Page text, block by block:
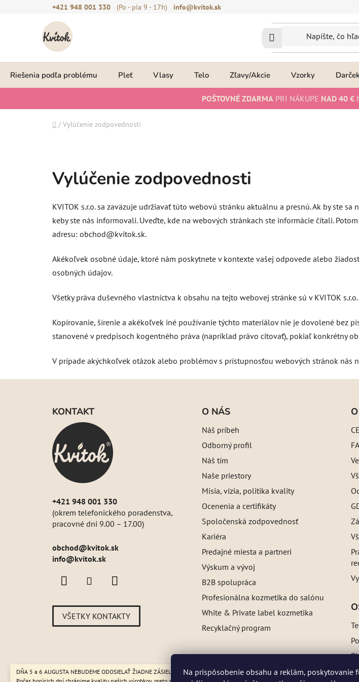
Na prispôsobenie obsahu a reklám, poskytovanie
DŇA 5 a 6 AUGUSTA NEBUDEME ODOSIELAŤ ŽIADNE ZÁSIELKY. ☀️ Letná prevádzka:
+421 948 001 330 (Po - pia 9 - 17h) info@kvitok.sk
Riešenia podľa problému Pleť Vlasy Telo Zľavy/Akcie Vzorky
POŠTOVNÉ ZDARMA PRI NÁKUPE NAD 40 €
Domov
/ Vylúčenie zodpovednosti
Vylúčenie zodpovednosti
KVITOK s.r.o. sa zaväzuje udržiavať túto webovú stránku aktuálnu a presnú. Ak by ste
keby ste nás informovali. Uveďte, kde na webových stránkach ste informácie čítali.
adresu: obchod@kvitok.sk.
Akékoľvek osobné údaje, ktoré nám poskytnete v kontexte vašej odpovede alebo
osobných údajov.
Všetky práva duševného vlastníctva k obsahu na tejto webovej stránke sú v KVITOK
Kopírovanie, šírenie a akékoľvek iné používanie týchto materiálov nie je dovolené bez
stanovené v predpisoch kogentného práva (napríklad právo citovať), pokiaľ konkrétny
V prípade akýchkoľvek otázok alebo problémov s prístupnosťou webových stránok nás
KONTAKT
+421 948 001 330
(okrem telefonického poradenstva,
pracovné dni 9.00 – 17.00)
obchod@kvitok.sk
info@kvitok.sk
VŠETKY KONTAKTY
O NÁS
Náš príbeh
Odborný profil
Náš tím
Naše priestory
Misia, vízia, politika kvality
Ocenenia a certifikáty
Spoločenská zodpovednosť
Kariéra
Predajné miesta a partneri
Výskum a vývoj
B2B spolupráca
Profesionálna kozmetika do salónu
White & Private label kozmetika
Recyklačný program